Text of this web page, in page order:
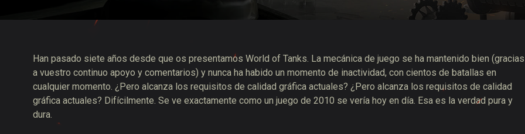
Han pasado siete años desde que os presentamos World of Tanks. La mecánica de juego se ha mantenido bien (gracias
a vuestro continuo apoyo y comentarios) y nunca ha habido un momento de inactividad, con cientos de batallas en
cualquier momento. ¿Pero alcanza los requisitos de calidad gráfica actuales? ¿Pero alcanza los requisitos de calidad
gráfica actuales? Difícilmente. Se ve exactamente como un juego de 2010 se vería hoy en día. Esa es la verdad pura y
dura.